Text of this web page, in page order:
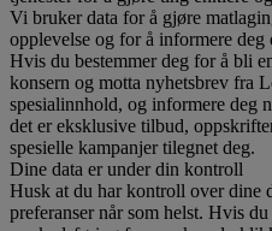
Vi bruker data for å gjøre
opplevelse og for å informere
Hvis du bestemmer deg for å bli
konsern og motta nyhetsbrev fra
spesialinnhold, og informere deg
det er eksklusive tilbud,
spesielle kampanjer tilegnet deg.
Dine data er under din kontroll
Husk at du har kontroll over dine
preferanser når som helst. Hvis